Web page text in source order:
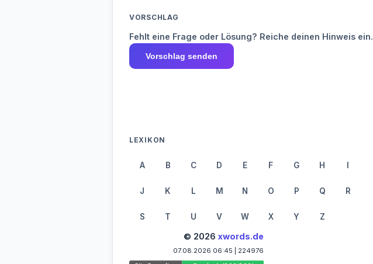
VORSCHLAG
Fehlt eine Frage oder Lösung? Reiche deinen Hinweis ein.
Vorschlag senden
LEXIKON
A B C D E F G H I
J K L M N O P Q R
S T U V W X Y Z
© 2026 xwords.de
07.08.2026 06:45 | 224976